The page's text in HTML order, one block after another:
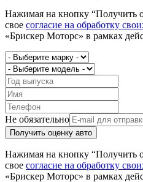
Нажимая на кнопку “Получить
свое согласие на обработку
«Брискер Моторс» в рамках
Не обязательно
Получить оценку авто
Нажимая на кнопку “Получить
свое согласие на обработку
«Брискер Моторс» в рамках